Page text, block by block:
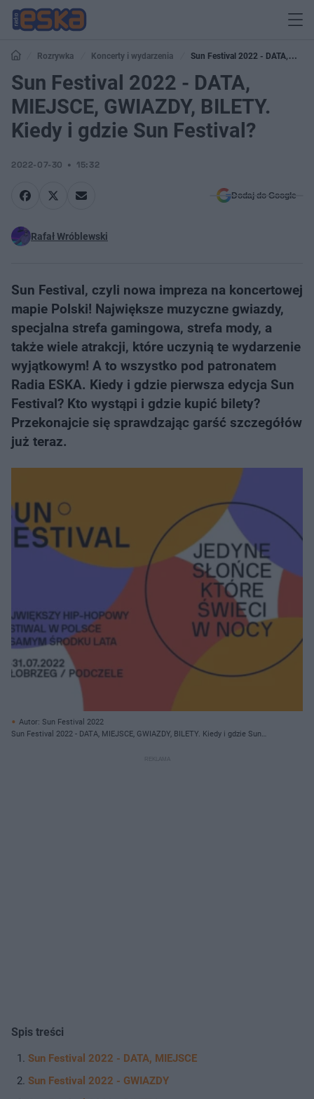
Rozrywka Koncerty i wydarzenia
Sun Festival 2022 - DATA,
MIEJSCE, GWIAZDY, BILETY. Kiedy i gdzie Sun Festival?
Sun Festival 2022 - DATA,
MIEJSCE, GWIAZDY, BILETY.
Kiedy i gdzie Sun Festival?
2022-07-30 15:32
Dodaj do Google
Rafał Wróblewski
Sun Festival, czyli nowa impreza na koncertowej
mapie Polski! Największe muzyczne gwiazdy,
specjalna strefa gamingowa, strefa mody, a
także wiele atrakcji, które uczynią te wydarzenie
wyjątkowym! A to wszystko pod patronatem
Radia ESKA. Kiedy i gdzie pierwsza edycja Sun
Festival? Kto wystąpi i gdzie kupić bilety?
Przekonajcie się sprawdzając garść szczegółów
już teraz.
Autor: Sun Festival 2022
Sun Festival 2022 - DATA, MIEJSCE, GWIAZDY, BILETY. Kiedy i gdzie Sun
Spis treści
Sun Festival 2022 - DATA, MIEJSCE
Sun Festival 2022 - GWIAZDY